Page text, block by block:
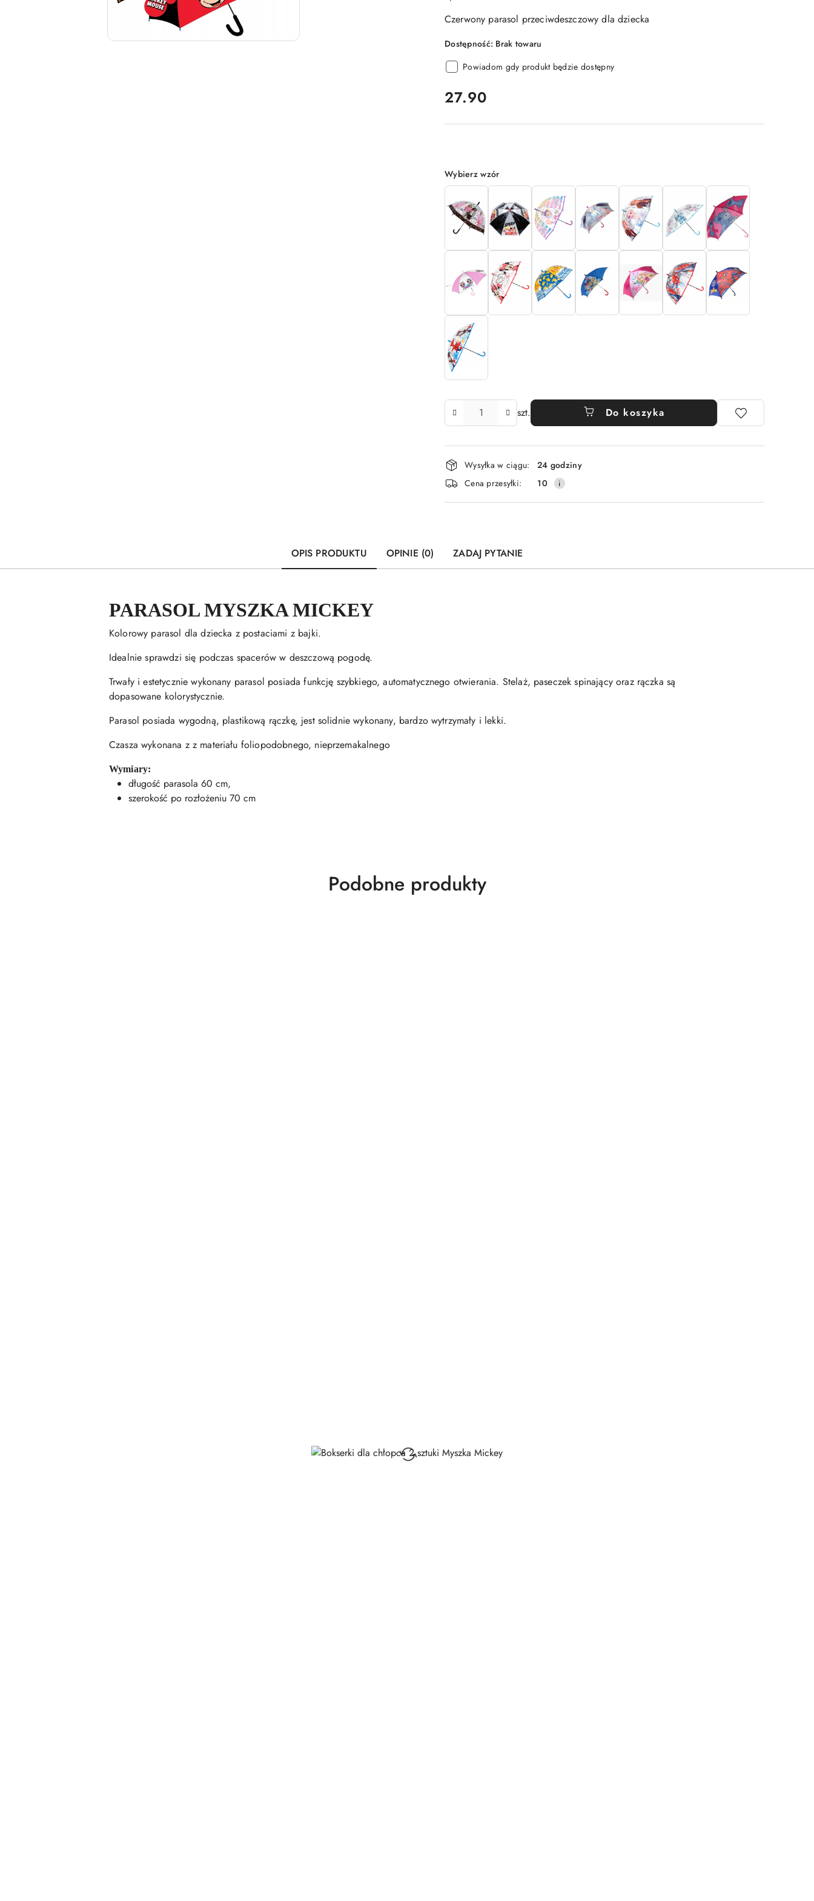
Czerwony parasol przeciwdeszczowy dla dziecka
Dostępność: Brak towaru
Powiadom gdy produkt będzie dostępny
cena:
27.90
Wariant
Wybierz wzór
szt. Do koszyka
Dostępność
i
dostawa
Wysyłka w ciągu:
24 godziny
Cena przesyłki:
10
OPIS PRODUKTU OPINIE (0) ZADAJ PYTANIE
PARASOL MYSZKA MICKEY
Kolorowy parasol dla dziecka z postaciami z bajki.
Idealnie sprawdzi się podczas spacerów w deszczową pogodę.
Trwały i estetycznie wykonany parasol posiada funkcję szybkiego, automatycznego otwierania. Stelaż, paseczek spinający oraz rączka są
dopasowane kolorystycznie.
Parasol posiada wygodną, plastikową rączkę, jest solidnie wykonany, bardzo wytrzymały i lekki.
Czasza wykonana z z materiału foliopodobnego, nieprzemakalnego
Wymiary:
długość parasola 60 cm,
szerokość po rozłożeniu 70 cm
Produkty
Podobne produkty